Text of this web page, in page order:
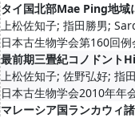
タイ国北部Mae Ping地域
上松佐知子; 指田勝男;
日本古生物学会第160回
最前期三畳紀コノドント
上松佐知子; 佐野弘好; 指
日本古生物学会2010年
マレーシア国ランカウィ